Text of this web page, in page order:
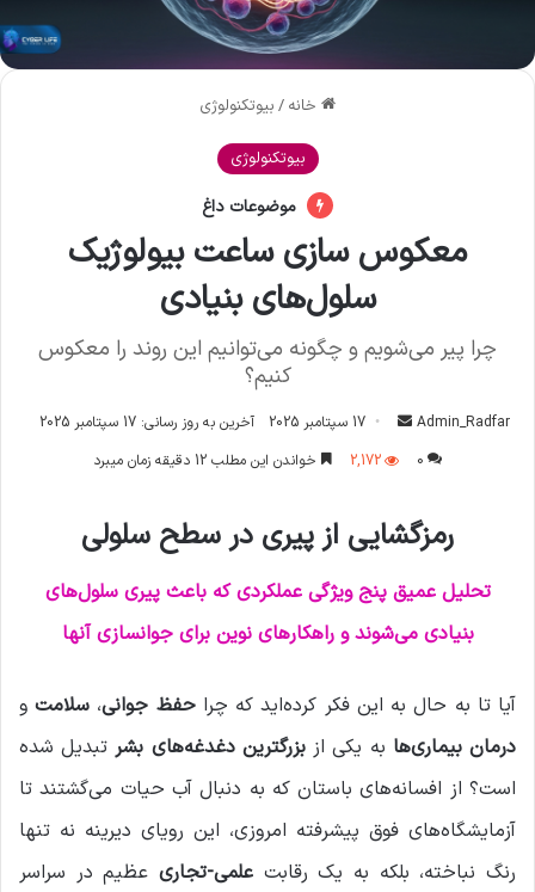
خانه / بیوتکنولوژی
بیوتکنولوژی
موضوعات داغ
معکوس سازی ساعت بیولوژیک
سلول‌های بنیادی
چرا پیر می‌شویم و چگونه می‌توانیم این روند را معکوس
کنیم؟
Admin_Radfar
ر
ل
ی
م
17 سپتامبر 2025
آخرین به روز رسانی: 17 سپتامبر 2025
0
2,172 خواندن این مطلب 12 دقیقه زمان میبرد
رمزگشایی از پیری در سطح سلولی
تحلیل عمیق پنج ویژگی عملکردی که باعث پیری سلول‌های
بنیادی می‌شوند و راهکارهای نوین برای جوانسازی آنها
آیا تا به حال به این فکر کرده‌اید که چراحفظ جوانی، سلامتو
درمان بیماری‌ها به یکی ازبزرگترین دغدغه‌های بشرتبدیل شده
است؟ از افسانه‌های باستان که به دنبال آب حیات می‌گشتند تا
آزمایشگاه‌های فوق پیشرفته امروزی، این رویای دیرینه نه تنها
رنگ نباخته، بلکه به یک رقابت علمی-تجاری عظیم در سراسر